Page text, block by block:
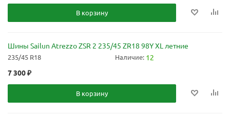
В корзину
Шины Sailun Atrezzo ZSR 2 235/45 ZR18 98Y XL летние
235/45 R18 Наличие: 12
7 300₽
В корзину